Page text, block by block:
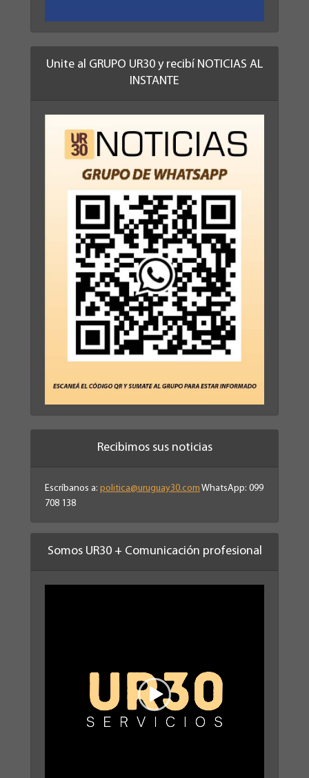
Unite al GRUPO UR30 y recibí NOTICIAS AL
INSTANTE
Recibimos sus noticias
Escríbanos a: politica@uruguay30.com WhatsApp: 099
708 138
Somos UR30 + Comunicación profesional